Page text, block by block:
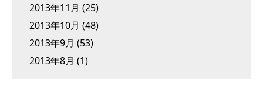
2013年11月 (25)
2013年10月 (48)
2013年9月 (53)
2013年8月 (1)